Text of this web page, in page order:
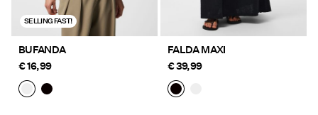
SELLING FAST!
BUFANDA
€ 16,99
FALDA MAXI
€ 39,99